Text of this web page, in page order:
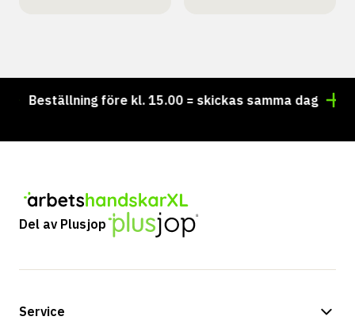
Beställning före kl. 15.00 = skickas samma dag
Del av Plusjop
Service